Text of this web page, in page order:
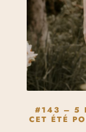
#143 – 5
CET ÉTÉ